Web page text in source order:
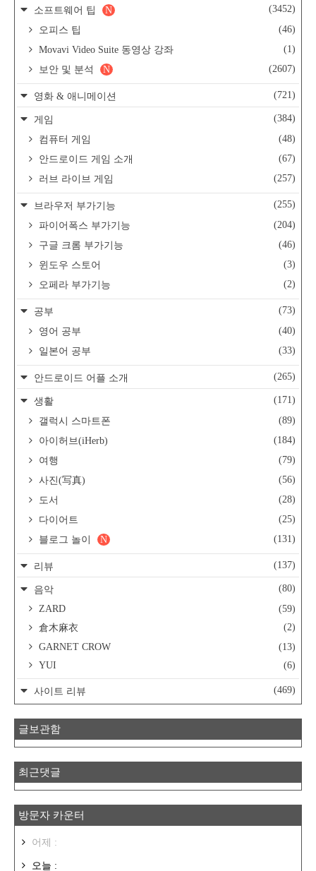
소프트웨어 팁 (3452)
N
오피스 팁
(46)
Movavi Video Suite 동영상 강좌
(1)
보안 및 분석
(2607)
N
영화 & 애니메이션 (721)
게임
(384)
컴퓨터 게임
(48)
안드로이드 게임 소개
(67)
러브 라이브 게임
(257)
브라우저 부가기능
(255)
파이어폭스 부가기능
(204)
구글 크롬 부가기능
(46)
윈도우 스토어
(3)
오페라 부가기능
(2)
공부
(73)
영어 공부
(40)
일본어 공부
(33)
안드로이드 어플 소개 (265)
생활
(171)
갤럭시 스마트폰
(89)
아이허브(iHerb)
(184)
여행
(79)
사진(写真)
(56)
도서
(28)
다이어트
(25)
블로그 놀이
(131)
N
리뷰 (137)
음악
(80)
ZARD
(59)
倉木麻衣
(2)
GARNET CROW
(13)
YUI
(6)
사이트 리뷰 (469)
글보관함
최근댓글
방문자 카운터
어제 :
오늘 :